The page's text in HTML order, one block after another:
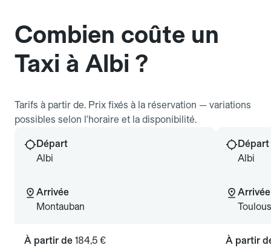
Combien coûte un
Taxi à Albi ?
Tarifs à partir de. Prix fixés à la réservation — variations
possibles selon l'horaire et la disponibilité.
Départ
Albi
Arrivée
Montauban
À partir de 184,5 €
Départ
Albi
Arrivée
À partir